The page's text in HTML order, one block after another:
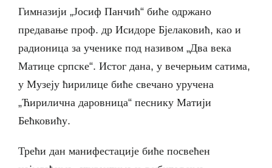
Гимназији „Јосиф Панчић“ биће одржано
предавање проф. др Исидоре Бјелаковић, као и
радионица за ученике под називом „Два века
Матице српске“. Истог дана, у вечерњим сатима,
у Музеју ћирилице биће свечано уручена
„Ћирилична даровница“ песнику Матији
Бећковићу.
Трећи дан манифестације биће посвећен